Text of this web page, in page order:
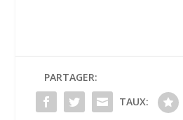
PARTAGER:
TAUX: